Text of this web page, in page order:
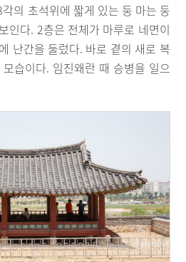
의 초석위에 짧게 있는 둥 마는 둥
인다. 2층은 전체가 마루로 네면이
난간을 둘렀다. 바로 곁의 새로 복
습이다. 임진왜란 때 승병을 일으